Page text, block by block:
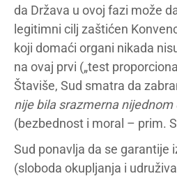
da Država u ovoj fazi može
legitimni cilj zaštićen
koji domaći organi nikada
na ovaj prvi („test
Štaviše, Sud smatra da
nije bila srazmerna nijednom
(bezbednost i moral – prim.
Sud ponavlja da se garantije
(sloboda okupljanja i